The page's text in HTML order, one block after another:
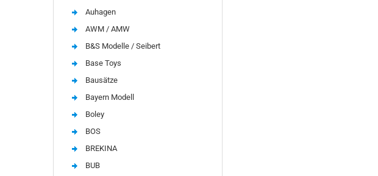
Auhagen
AWM / AMW
B&S Modelle / Seibert
Base Toys
Bausätze
Bayern Modell
Boley
BOS
BREKINA
BUB